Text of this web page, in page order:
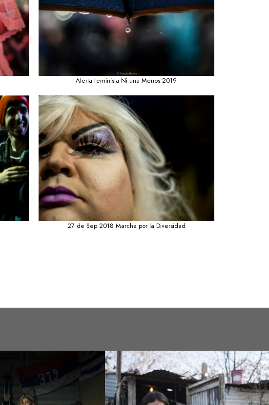
Alerta feminista Ni una Menos 2019
27 de Sep 2018 Marcha por la Diversidad